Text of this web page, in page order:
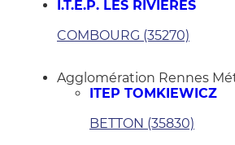
I.T.E.P. LES RIVIERES
COMBOURG (35270)
Agglomération Rennes
ITEP TOMKIEWICZ
BETTON (35830)